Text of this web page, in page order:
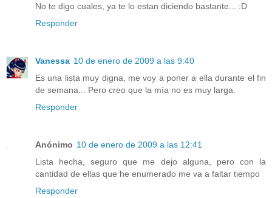
No te digo cuales, ya te lo estan diciendo bastante... :D
Responder
Vanessa 10 de enero de 2009 a las 9:40
Es una lista muy digna, me voy a poner a ella durante el fin
de semana... Pero creo que la mía no es muy larga.
Responder
Anónimo 10 de enero de 2009 a las 12:41
Lista hecha, seguro que me dejo alguna, pero con la
cantidad de ellas que he enumerado me va a faltar tiempo
Responder